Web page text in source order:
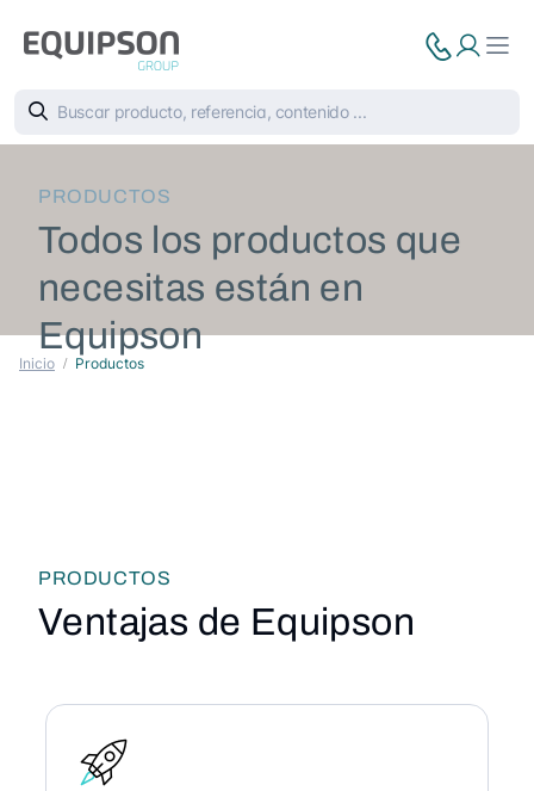
PRODUCTOS
Todos los productos que
necesitas están en
Equipson
Inicio Productos
PRODUCTOS
Ventajas de Equipson